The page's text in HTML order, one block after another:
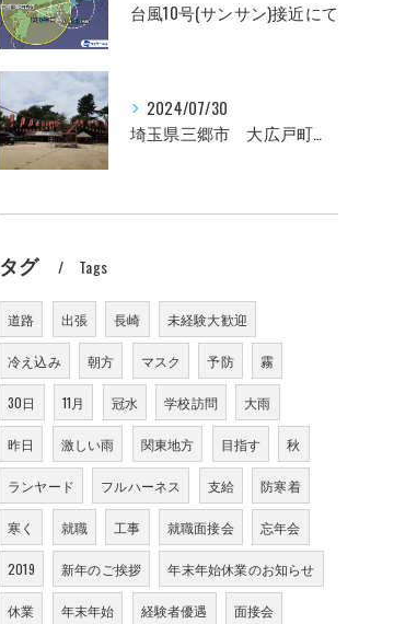
台風10号(サンサン)接近にて
2024/07/30
埼玉県三郷市 大広戸町会納涼盆踊り大会のお知らせ 2024
タグ Tags
道路 出張 長崎 未経験大歓迎
冷え込み 朝方 マスク 予防 霧
30日 11月 冠水 学校訪問 大雨
昨日 激しい雨 関東地方 目指す 秋
ランヤード フルハーネス 支給 防寒着
寒く 就職 工事 就職面接会 忘年会
2019 新年のご挨拶 年末年始休業のお知らせ
休業 年末年始 経験者優遇 面接会